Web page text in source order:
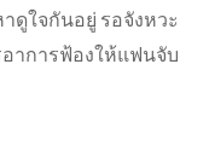
ดูใจกันอยู่ รอจังหวะ
าการฟ้องให้แฟนจับ